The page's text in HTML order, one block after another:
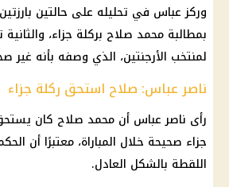
وركز عباس في تحليله على حالتين
بمطالبة محمد صلاح بركلة جزاء،
لمنتخب الأرجنتين، الذي وصفه بأنه
ناصر عباس: صلاح استحق ركلة جزاء
رأى ناصر عباس أن محمد صلاح كان
جزاء صحيحة خلال المباراة، معتبرًا أن
اللقطة بالشكل العادل.